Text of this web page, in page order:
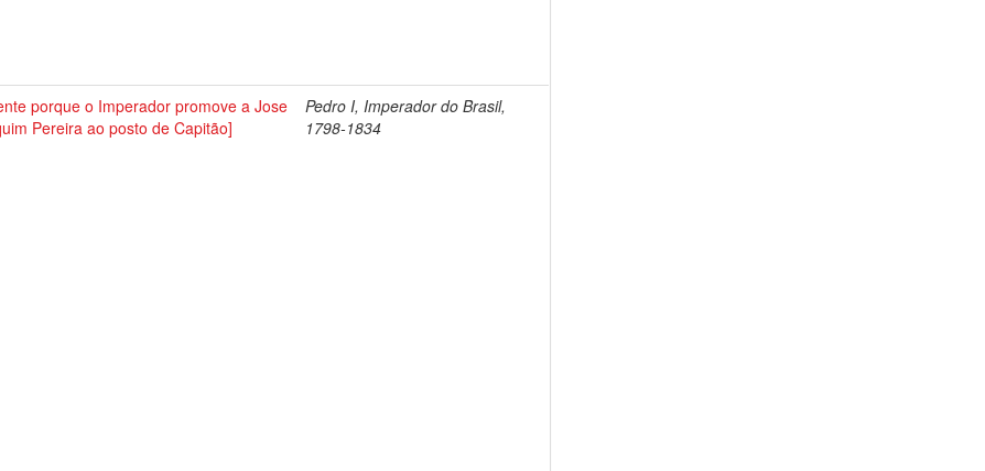
porque o Imperador promove a Jose
Pereira ao posto de Capitão]
Pedro I, Imperador do Brasil,
1798-1834